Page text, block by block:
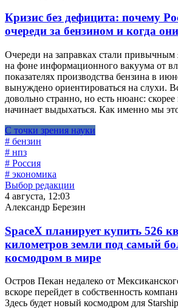
Кризис без дефицита: почему
очереди за бензином и когда
Очереди на заправках стали привычным
на фоне информационного вакуума от
показателях производства бензина в
вынуждено ориентироваться на слухи.
довольно странно, но есть нюанс:
начинает выдыхаться. Как именно мы
С точки зрения науки
# бензин
# нпз
# Россия
# экономика
Выбор редакции
4 августа, 12:03
Александр Березин
SpaceX планирует купить 526
километров земли под самый
космодром в мире
Остров Пекан недалеко от
вскоре перейдет в собственность
Здесь будет новый космодром для